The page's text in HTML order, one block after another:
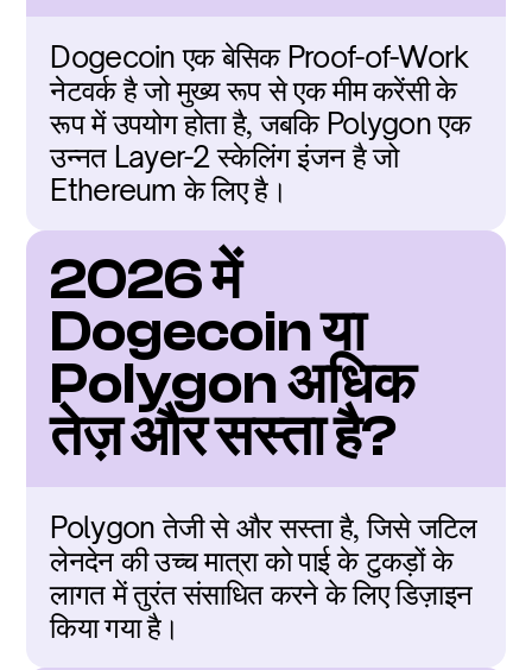
Dogecoin एक बेसिक Proof-of-Work
नेटवर्क है जो मुख्य रूप से एक मीम करेंसी के
रूप में उपयोग होता है, जबकि Polygon एक
उन्नत Layer-2 स्केलिंग इंजन है जो
Ethereum के लिए है।
2026 में
Dogecoin या
Polygon अधिक
तेज़ और सस्ता है?
Polygon तेजी से और सस्ता है, जिसे जटिल
लेनदेन की उच्च मात्रा को पाई के टुकड़ों के
लागत में तुरंत संसाधित करने के लिए डिज़ाइन
किया गया है।